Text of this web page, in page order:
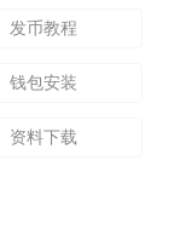
发币教程
钱包安装
资料下载